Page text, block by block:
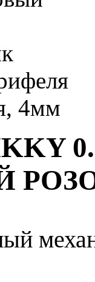
4мм